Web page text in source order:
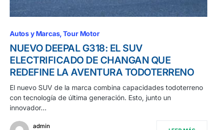
Autos y Marcas Tour Motor
NUEVO DEEPAL G318: EL SUV
ELECTRIFICADO DE CHANGAN QUE
REDEFINE LA AVENTURA TODOTERRENO
El nuevo SUV de la marca combina capacidades todoterreno
con tecnología de última generación. Esto, junto un
innovador…
admin